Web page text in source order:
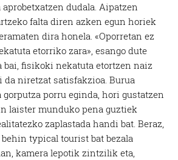
dudala. Aipatzen
falta diren azken egun horiek
dira honela. «Oporretan ez
etorriko zara», esango dute
bai, fisikoki nekatuta etortzen naiz
da niretzat satisfakzioa. Burua
gorputza porru eginda, hori gustatzen
laister munduko pena guztiek
zaplastada handi bat. Beraz,
typical tourist bat bezala
kamera lepotik zintzilik eta,